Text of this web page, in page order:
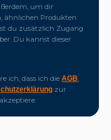
um dir
ähnlichen Produkten
du zusätzlich Zugang
Du kannst dieser
ich, dass ich die AGB,
zur